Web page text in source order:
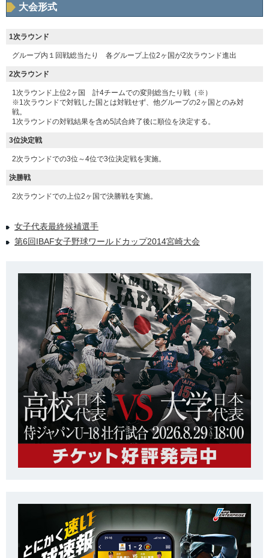
大会形式
1次ラウンド
グループ内１回戦総当たり 各グループ上位2ヶ国が2次ラウンド進出
2次ラウンド
1次ラウンド上位2ヶ国 計4チームでの変則総当たり戦（※）
※1次ラウンドで対戦した国とは対戦せず、他グループの2ヶ国とのみ対
戦。
1次ラウンドの対戦結果を含め5試合終了後に順位を決定する。
3位決定戦
2次ラウンドでの3位～4位で3位決定戦を実施。
決勝戦
2次ラウンドでの上位2ヶ国で決勝戦を実施。
女子代表最終候補選手
第6回IBAF女子野球ワールドカップ2014宮崎大会